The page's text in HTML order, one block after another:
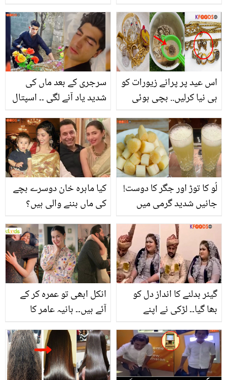
سرجری کے بعد ماں کی
شدید یاد آنے لگی ۔۔ اسپتال
کر کے اپنی والدہ کو کیسے
یاد کر رہے ہیں، جذباتی
ویڈیو وائرل
اس عید پر پرانے زیورات کو
ہی نیا کرلیں.. بچی ہوئی
کیسے چمکائیں؟ 5 منٹ
میں کام دکھانے والا آسان
طریقہ
کیا ماہرہ خان دوسرے بچے
کی ماں بننے والی ہیں؟
پوسٹ نے مداحوں کی
توجہ سمیٹ لی، دیکھئے
لُو کا توڑ اور جگر کا دوست!
جانیں شدید گرمی میں
گھر میں کیسے بنائیں؟ جو
طاقت کے ساتھ فائدہ بھی
دے
انکل ابھی تو عمرہ کر کے
آئے ہیں۔۔ ہانیہ عامر کا
چپک چپک کے گلے ملنا
صارفین کو ایک آنکھ نہ
بھایا
گیئر بدلنے کا انداز دل کو
بھا گیا۔۔ لڑکی نے اپنے
دلچسپ کہانی